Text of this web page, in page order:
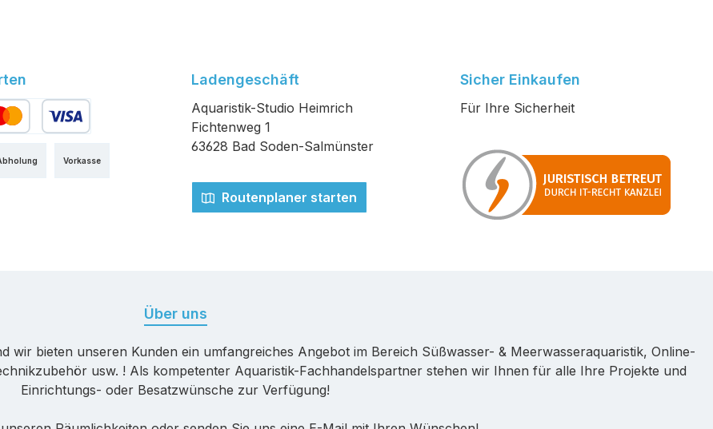
Vorkasse
Ladengeschäft
Aquaristik-Studio Heimrich
Fichtenweg 1
63628 Bad Soden-Salmünster
Routenplaner starten
Sicher Einkaufen
Für Ihre Sicherheit
Über uns
wir bieten unseren Kunden ein umfangreiches Angebot im Bereich Süßwasser- & Meerwasseraquaristik, Online-
usw. ! Als kompetenter Aquaristik-Fachhandelspartner stehen wir Ihnen für alle Ihre Projekte und
Einrichtungs- oder Besatzwünsche zur Verfügung!